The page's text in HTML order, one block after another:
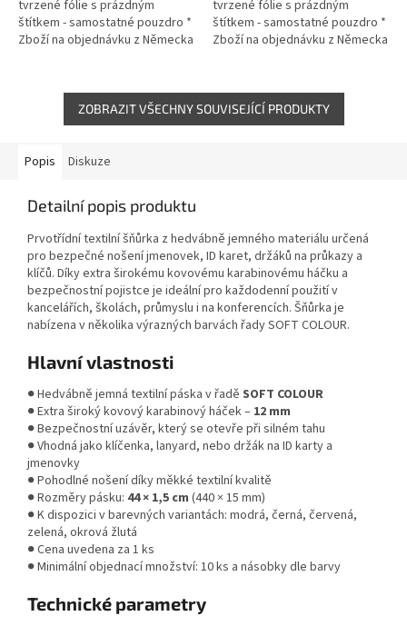
tvrzené fólie s prázdným
štítkem - samostatné pouzdro *
Zboží na objednávku z Německa
tvrzené fólie s prázdným
štítkem - samostatné pouzdro *
Zboží na objednávku z Německa
ZOBRAZIT VŠECHNY SOUVISEJÍCÍ PRODUKTY
Popis Diskuze
Detailní popis produktu
Prvotřídní textilní šňůrka z hedvábně jemného materiálu určená
pro bezpečné nošení jmenovek, ID karet, držáků na průkazy a
klíčů. Díky extra širokému kovovému karabinovému háčku a
bezpečnostní pojistce je ideální pro každodenní použití v
kancelářích, školách, průmyslu i na konferencích. Šňůrka je
nabízena v několika výrazných barvách řady SOFT COLOUR.
Hlavní vlastnosti
● Hedvábně jemná textilní páska v řadě SOFT COLOUR
● Extra široký kovový karabinový háček – 12 mm
● Bezpečnostní uzávěr, který se otevře při silném tahu
● Vhodná jako klíčenka, lanyard, nebo držák na ID karty a
jmenovky
● Pohodlné nošení díky měkké textilní kvalitě
● Rozměry pásku: 44 × 1,5 cm (440 × 15 mm)
● K dispozici v barevných variantách: modrá, černá, červená,
zelená, okrová žlutá
● Cena uvedena za 1 ks
● Minimální objednací množství: 10 ks a násobky dle barvy
Technické parametry